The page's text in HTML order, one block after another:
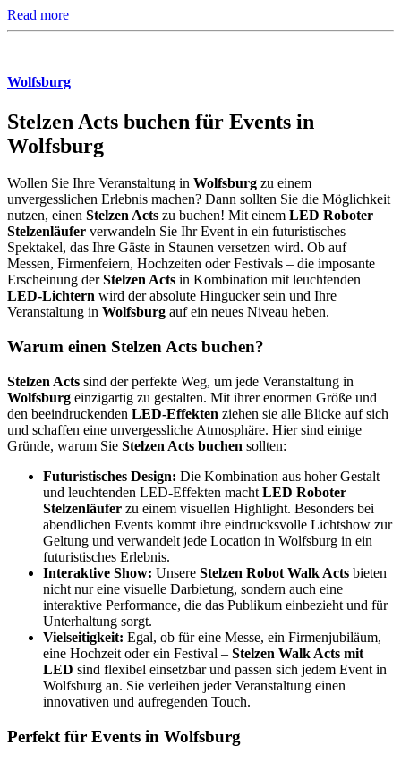
Read more
Wolfsburg
Stelzen Acts buchen für Events in
Wolfsburg
Wollen Sie Ihre Veranstaltung in Wolfsburg zu einem
unvergesslichen Erlebnis machen? Dann sollten Sie die Möglichkeit
nutzen, einen Stelzen Acts zu buchen! Mit einem LED Roboter
Stelzenläufer verwandeln Sie Ihr Event in ein futuristisches
Spektakel, das Ihre Gäste in Staunen versetzen wird. Ob auf
Messen, Firmenfeiern, Hochzeiten oder Festivals – die imposante
Erscheinung derStelzen Acts in Kombination mit leuchtenden
LED-Lichtern wird der absolute Hingucker sein und Ihre
Veranstaltung in Wolfsburg auf ein neues Niveau heben.
Warum einen Stelzen Acts buchen?
Stelzen Acts sind der perfekte Weg, um jede Veranstaltung in
Wolfsburg einzigartig zu gestalten. Mit ihrerenormen Größe und
den beeindruckenden LED-Effekten ziehen sie alle Blicke auf sich
und schaffen eine unvergessliche Atmosphäre. Hier sind einige
Gründe, warum Sie Stelzen Acts buchen sollten:
Futuristisches Design: Die Kombination aus hoher Gestalt
und leuchtenden LED-Effekten macht LED Roboter
Stelzenläufer zu einem visuellen Highlight. Besonders bei
abendlichen Events kommt ihre eindrucksvolle Lichtshow zur
Geltung und verwandelt jede Location in Wolfsburg in ein
futuristisches Erlebnis.
Interaktive Show: Unsere Stelzen Robot Walk Acts bieten
nicht nur eine visuelle Darbietung, sondern auch eine
interaktive Performance, die das Publikum einbezieht und für
Unterhaltung sorgt.
Vielseitigkeit: Egal, ob für eine Messe, ein Firmenjubiläum,
eine Hochzeit oder ein Festival – Stelzen Walk Acts mit
LED sind flexibel einsetzbar und passen sich jedem Event in
Wolfsburg an. Sie verleihen jeder Veranstaltung einen
innovativen und aufregenden Touch.
Perfekt für Events in Wolfsburg